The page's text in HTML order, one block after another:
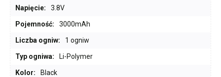
Napięcie: 3.8V
Pojemność: 3000mAh
Liczba ogniw: 1 ogniw
Typ ogniwa: Li-Polymer
Kolor: Black